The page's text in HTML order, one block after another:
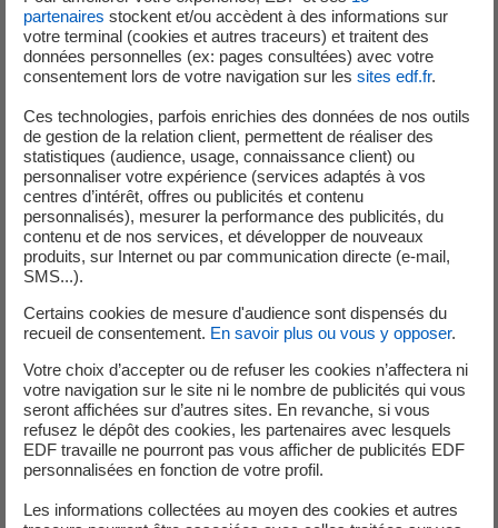
Ces évènements rassembleront
les meilleurs athlètes français
et mettront en lumière lesavoir-
faire localen matière
d’organisation et de sécurité.
Aurélien Szlachta
partenaires stockent et/ou accèdent à des informations sur
votre terminal (cookies et autres traceurs) et traitent des
données personnelles (ex: pages consultées) avec votre
consentement lors de votre navigation sur les sites edf.fr.
Ces technologies, parfois enrichies des données de nos outils
de gestion de la relation client, permettent de réaliser des
statistiques (audience, usage, connaissance client) ou
personnaliser votre expérience (services adaptés à vos
centres d’intérêt, offres ou publicités et contenu
personnalisés), mesurer la performance des publicités, du
contenu et de nos services, et développer de nouveaux
produits, sur Internet ou par communication directe (e-mail,
SMS...).
Certains cookies de mesure d'audience sont dispensés du
recueil de consentement. En savoir plus ou vous y opposer.
Votre choix d’accepter ou de refuser les cookies n’affectera ni
votre navigation sur le site ni le nombre de publicités qui vous
seront affichées sur d’autres sites. En revanche, si vous
refusez le dépôt des cookies, les partenaires avec lesquels
EDF travaille ne pourront pas vous afficher de publicités EDF
personnalisées en fonction de votre profil.
Les informations collectées au moyen des cookies et autres